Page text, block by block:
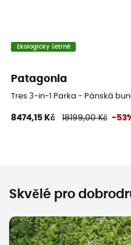
Ekologicky šetrné
Patagonia
Tres 3-in-1 Parka - Pánská
8474,15 Kč 18199,00 Kč -
Skvělé pro